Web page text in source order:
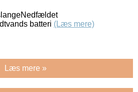
batteri (Læs mere)
Læs mere »